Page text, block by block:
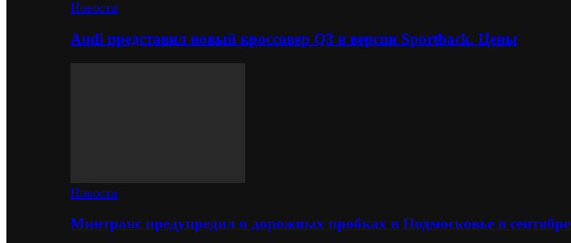
Новости
Audi представил новый кроссовер Q3 в версии Sportback. Цены
Новости
Минтранс предупредил о дорожных пробках в Подмосковье в сентябре